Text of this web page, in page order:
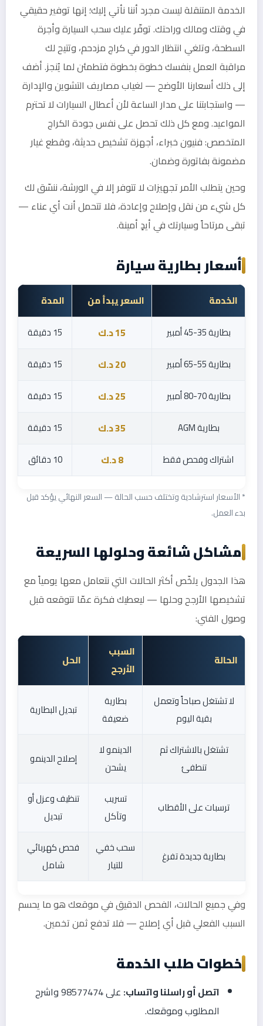
الخدمة المتنقلة ليست مجرد أننا نأتي إليك؛ إنها توفير حقيقي
في وقتك ومالك وراحتك. توفّر عليك سحب السيارة وأجرة
السطحة، وتلغي انتظار الدور في كراج مزدحم، وتتيح لك
مراقبة العمل بنفسك خطوة بخطوة فتطمئن لما يُنجز. أضف
إلى ذلك أسعارنا الأوضح — لغياب مصاريف التشوين والإدارة
— واستجابتنا على مدار الساعة لأن أعطال السيارات لا تحترم
المواعيد. ومع كل ذلك تحصل على نفس جودة الكراج
المتخصص: فنيون خبراء، أجهزة تشخيص حديثة، وقطع غيار
مضمونة بفاتورة وضمان.
وحين يتطلب الأمر تجهيزات لا تتوفر إلا في الورشة، ننسّق لك
كل شيء من نقل وإصلاح وإعادة، فلا تتحمل أنت أي عناء —
تبقى مرتاحاً وسيارتك في أيدٍ أمينة.
أسعار بطارية سيارة
الخدمة السعر يبدأ من
المدة
بطارية 35-45 أمبير
15 د.ك
15 دقيقة
بطارية 55-65 أمبير
20 د.ك
15 دقيقة
بطارية 70-80 أمبير
25 د.ك
15 دقيقة
بطارية AGM
35 د.ك
15 دقيقة
اشتراك وفحص فقط
8 د.ك 10 دقائق
* الأسعار استرشادية وتختلف حسب الحالة — السعر النهائي يؤكد قبل
بدء العمل.
مشاكل شائعة وحلولها السريعة
هذا الجدول يلخّص أكثر الحالات التي نتعامل معها يومياً مع
تشخيصها الأرجح وحلها — ليعطيك فكرة عمّا تتوقعه قبل
وصول الفني:
الحالة
السبب
الأرجح
الحل
لا تشتغل صباحاً وتعمل
بقية اليوم
بطارية
ضعيفة
تبديل البطارية
تشتغل بالاشتراك ثم
تنطفئ
الدينمو لا
يشحن
إصلاح الدينمو
ترسبات على الأقطاب
تسريب
وتآكل
تنظيف وعزل أو
تبديل
بطارية جديدة تفرغ
سحب خفي
للتيار
فحص كهربائي
شامل
وفي جميع الحالات، الفحص الدقيق في موقعك هو ما يحسم
السبب الفعلي قبل أي إصلاح — فلا تدفع ثمن تخمين.
خطوات طلب الخدمة
اتصل أو راسلنا واتساب:
على 98577474 واشرح
المطلوب وموقعك.